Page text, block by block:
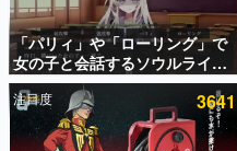
アプリセール情報
インタビュー
連載・特集一覧
「パリィ」や「ローリング」で
女の子と会話するソウルライク
恋愛ゲーム『小早川さんはソウ
ルライク』無料公開。返事に失
敗すると「YOU DIED」
注目度 3641